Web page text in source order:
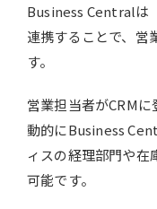
Business Centralは
連携することで、営
す。
営業担当者がCRM
動的にBusiness
ィスの経理部門や在
可能です。